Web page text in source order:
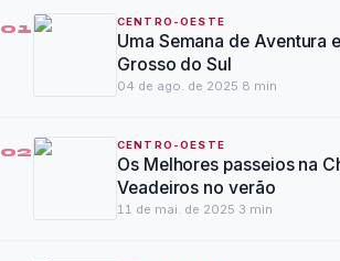
01 CENTRO-OESTE
Uma Semana de Aventura
Grosso do Sul
04 de ago. de 2025 8 min
02 CENTRO-OESTE
Os Melhores passeios na
Veadeiros no verão
11 de mai. de 2025 3 min